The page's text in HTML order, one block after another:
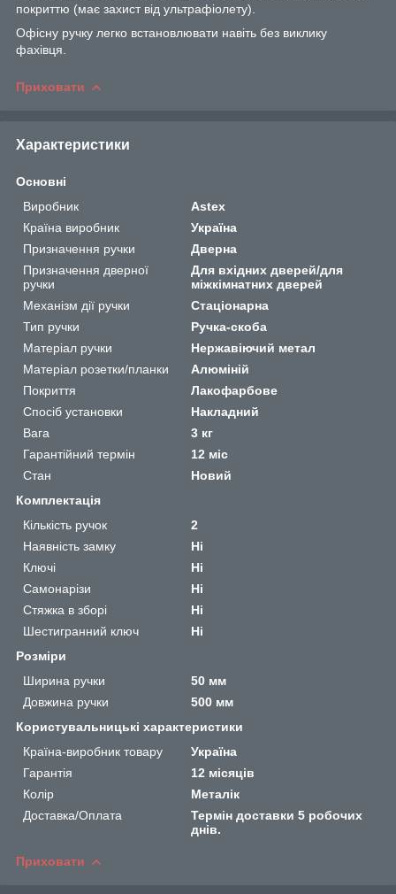
покриттю (має захист від ультрафіолету).
Офісну ручку легко встановлювати навіть без виклику
фахівця.
Приховати
Характеристики
Основні
Виробник
Astex
Країна виробник
Україна
Призначення ручки
Дверна
Призначення дверної
ручки
Для вхідних дверей/для
міжкімнатних дверей
Механізм дії ручки
Стаціонарна
Тип ручки
Ручка-скоба
Матеріал ручки
Нержавіючий метал
Матеріал розетки/планки
Алюміній
Покриття
Лакофарбове
Спосіб установки
Накладний
Вага
3 кг
Гарантійний термін
12 міс
Стан
Новий
Комплектація
Кількість ручок
2
Наявність замку
Ні
Ключі
Ні
Самонарізи
Ні
Стяжка в зборі
Ні
Шестигранний ключ
Ні
Розміри
Ширина ручки
50 мм
Довжина ручки
500 мм
Користувальницькі характеристики
Країна-виробник товару
Україна
Гарантія
12 місяців
Колір
Металік
Доставка/Оплата
Термін доставки 5 робочих
днів.
Приховати